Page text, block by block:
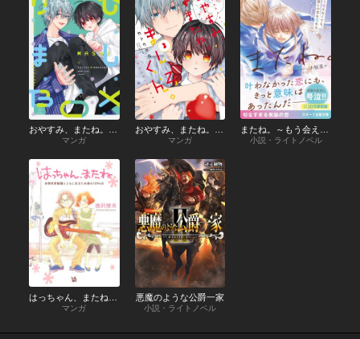
マンガ マンガ 小説・ライトノベル
マンガ
悪魔のような公爵一家
小説・ライトノベル